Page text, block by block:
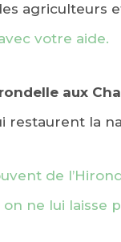
votre aide.
aux
restaurent la
de
ne lui laisse